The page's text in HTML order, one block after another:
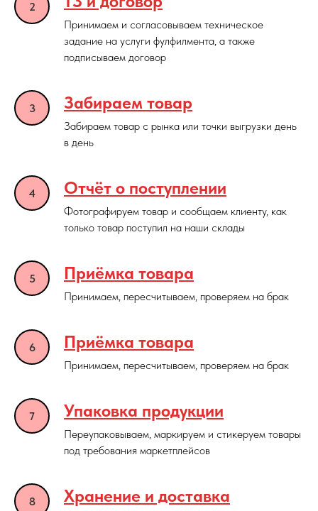
Принимаем и согласовываем техническое
задание на услуги фулфилмента, а также
подписываем договор
Забираем товар
Забираем товар с рынка или точки выгрузки день
в день
Отчёт о поступлении
Фотографируем товар и сообщаем клиенту, как
только товар поступил на наши склады
Приёмка товара
Принимаем, пересчитываем, проверяем на брак
Приёмка товара
Принимаем, пересчитываем, проверяем на брак
Упаковка продукции
Переупаковываем, маркируем и стикеруем товары
под требования маркетплейсов
Хранение и доставка